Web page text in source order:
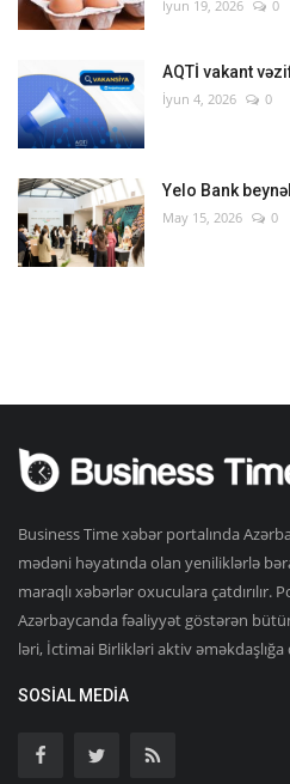
İyun 19, 2026 0
AQTİ vakant
İyun 4, 2026 0
Yelo Bank
May 15, 2026 0
Business Time xəbər portalında
mədəni həyatında olan yeniliklərlə
maraqlı xəbərlər oxuculara çatdırılır.
Azərbaycanda fəaliyyət göstərən
ləri, İctimai Birlikləri aktiv
SOSIAL MEDIA